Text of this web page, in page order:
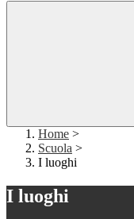
Home >
Scuola >
I luoghi
I luoghi